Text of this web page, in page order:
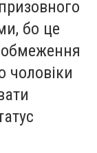
бо це
чоловіки